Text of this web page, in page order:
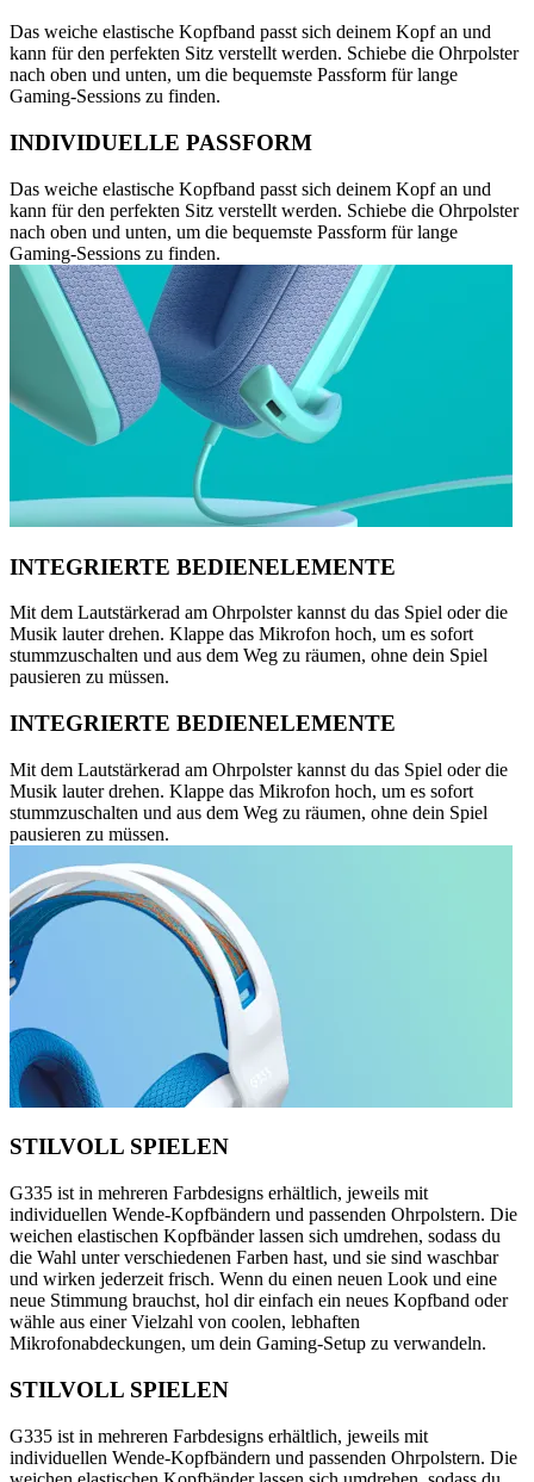
Das weiche elastische Kopfband passt sich deinem Kopf an und
kann für den perfekten Sitz verstellt werden. Schiebe die Ohrpolster
nach oben und unten, um die bequemste Passform für lange
Gaming-Sessions zu finden.
INDIVIDUELLE PASSFORM
Das weiche elastische Kopfband passt sich deinem Kopf an und
kann für den perfekten Sitz verstellt werden. Schiebe die Ohrpolster
nach oben und unten, um die bequemste Passform für lange
Gaming-Sessions zu finden.
INTEGRIERTE BEDIENELEMENTE
Mit dem Lautstärkerad am Ohrpolster kannst du das Spiel oder die
Musik lauter drehen. Klappe das Mikrofon hoch, um es sofort
stummzuschalten und aus dem Weg zu räumen, ohne dein Spiel
pausieren zu müssen.
INTEGRIERTE BEDIENELEMENTE
Mit dem Lautstärkerad am Ohrpolster kannst du das Spiel oder die
Musik lauter drehen. Klappe das Mikrofon hoch, um es sofort
stummzuschalten und aus dem Weg zu räumen, ohne dein Spiel
pausieren zu müssen.
STILVOLL SPIELEN
G335 ist in mehreren Farbdesigns erhältlich, jeweils mit
individuellen Wende-Kopfbändern und passenden Ohrpolstern. Die
weichen elastischen Kopfbänder lassen sich umdrehen, sodass du
die Wahl unter verschiedenen Farben hast, und sie sind waschbar
und wirken jederzeit frisch. Wenn du einen neuen Look und eine
neue Stimmung brauchst, hol dir einfach ein neues Kopfband oder
wähle aus einer Vielzahl von coolen, lebhaften
Mikrofonabdeckungen, um dein Gaming-Setup zu verwandeln.
STILVOLL SPIELEN
G335 ist in mehreren Farbdesigns erhältlich, jeweils mit
individuellen Wende-Kopfbändern und passenden Ohrpolstern. Die